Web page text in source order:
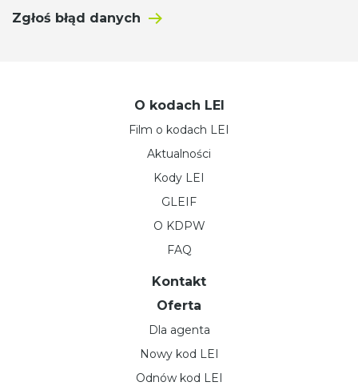
Zgłoś błąd danych
O kodach LEI
Film o kodach LEI
Aktualności
Kody LEI
GLEIF
O KDPW
FAQ
Kontakt
Oferta
Dla agenta
Nowy kod LEI
Odnów kod LEI